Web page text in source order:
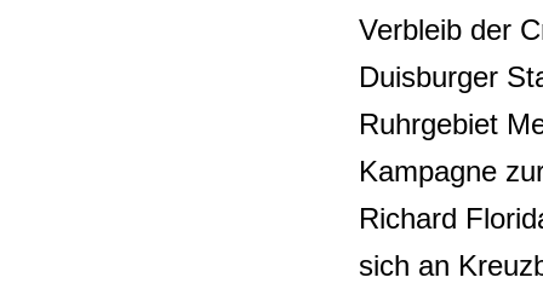
Verbleib der
Duisburger
Ruhrgebiet
Kampagne
Richard
sich an